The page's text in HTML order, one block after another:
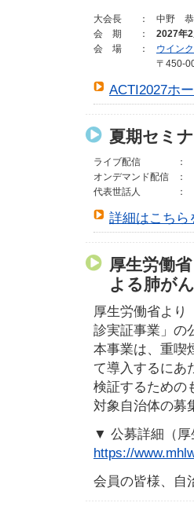
大会長 ：
中野 恭
会期
：
2027年
会場
：
ウイン
〒450-
ACTI2027ホ
夏期セミ
ライブ配信
：
オンデマンド配信
：
代表世話人
：
詳細はこちら
厚生労働
よる肺が
厚生労働省より
診実証事業」の
本事業は、重喫
て導入するにあ
検証するための
対象自治体の募
▼ 公募詳細（厚
https://
会員の皆様、自